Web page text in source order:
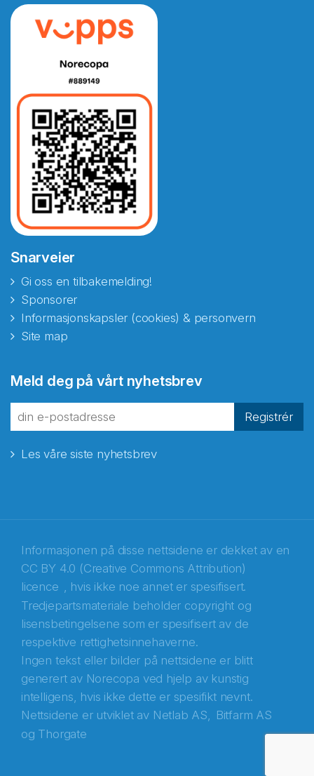
Snarveier
Gi oss en tilbakemelding!
Sponsorer
Informasjonskapsler (cookies) & personvern
Site map
Meld deg på vårt nyhetsbrev
Registrér
Les våre siste nyhetsbrev
Informasjonen på disse nettsidene er dekket av en
CC BY 4.0 (Creative Commons Attribution)
licence , hvis ikke noe annet er spesifisert.
Tredjepartsmateriale beholder copyright og
lisensbetingelsene som er spesifisert av de
respektive rettighetsinnehaverne.
Ingen tekst eller bilder på nettsidene er blitt
generert av Norecopa ved hjelp av kunstig
intelligens, hvis ikke dette er spesifikt nevnt.
Nettsidene er utviklet av Netlab AS, Bitfarm AS
og Thorgate
Abonnér på nyhetsbrevene fra Norecopa
E-post*
Recaptcha